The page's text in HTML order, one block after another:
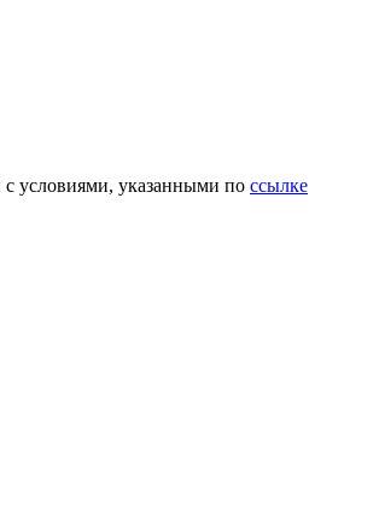
с условиями, указанными по ссылке